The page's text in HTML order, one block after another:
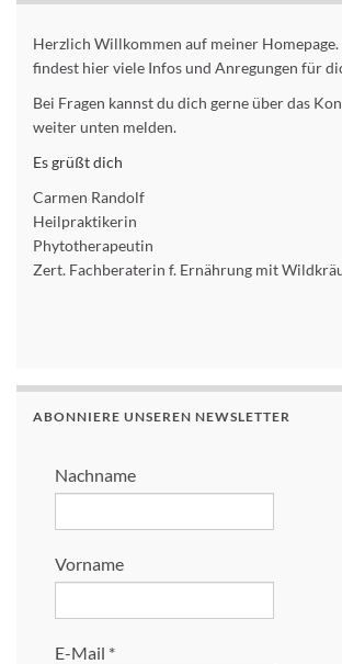
Herzlich Willkommen auf meiner Homepage.
findest hier viele Infos und Anregungen für
Bei Fragen kannst du dich gerne über das
weiter unten melden.
Es grüßt dich
Carmen Randolf
Heilpraktikerin
Phytotherapeutin
Zert. Fachberaterin f. Ernährung mit
ABONNIERE UNSEREN NEWSLETTER
Nachname
Vorname
E-Mail *